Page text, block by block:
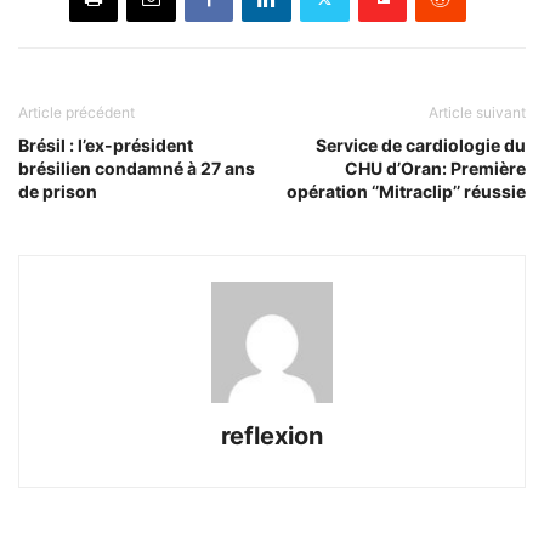
Article précédent
Brésil : l’ex-président
brésilien condamné à 27 ans
de prison
Article suivant
Service de cardiologie du
CHU d’Oran: Première
opération ‘’Mitraclip’’ réussie
reflexion